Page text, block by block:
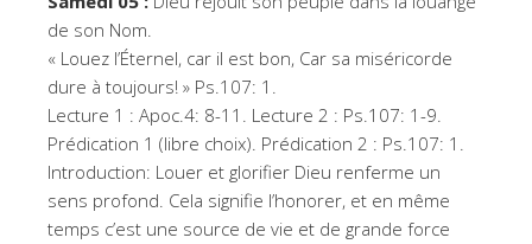
de son Nom.
« Louez l’Éternel, car il est bon, Car sa miséricorde
dure à toujours! » Ps.107: 1.
Lecture 1 : Apoc.4: 8-11. Lecture 2 : Ps.107: 1-9.
Prédication 1 (libre choix). Prédication 2 : Ps.107: 1.
Introduction: Louer et glorifier Dieu renferme un
sens profond. Cela signifie l’honorer, et en même
temps c’est une source de vie et de grande force